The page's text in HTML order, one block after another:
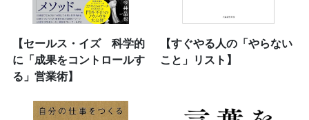
【セールス・イズ 科学的
に「成果をコントロールす
る」営業術】
【すぐやる人の「やらない
こと」リスト】